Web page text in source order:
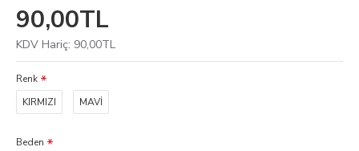
90,00TL
KDV Hariç: 90,00TL
Renk
KIRMIZI
MAVİ
Beden